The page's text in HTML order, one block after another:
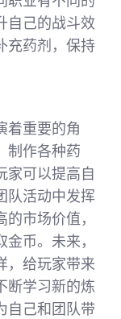
自己的战斗效
充药剂，保持
着重要的角
制作各种药
家可以提高自
队活动中发挥
市场价值，
币。未来，
，给玩家带来
断学习新的炼
自己和团队带